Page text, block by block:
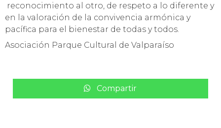
reconocimiento al otro, de respeto a lo diferente y
en la valoración de la convivencia armónica y
pacífica para el bienestar de todas y todos.
Asociación Parque Cultural de Valparaíso
Compartir